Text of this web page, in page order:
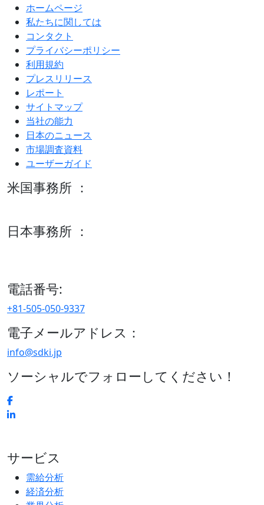
ホームページ
私たちに関しては
コンタクト
プライバシーポリシー
利用規約
プレスリリース
レポート
サイトマップ
当社の能力
日本のニュース
市場調査資料
ユーザーガイド
米国事務所 ：
日本事務所 ：
電話番号:
+81-505-050-9337
電子メールアドレス：
info@sdki.jp
ソーシャルでフォローしてください！
サービス
需給分析
経済分析